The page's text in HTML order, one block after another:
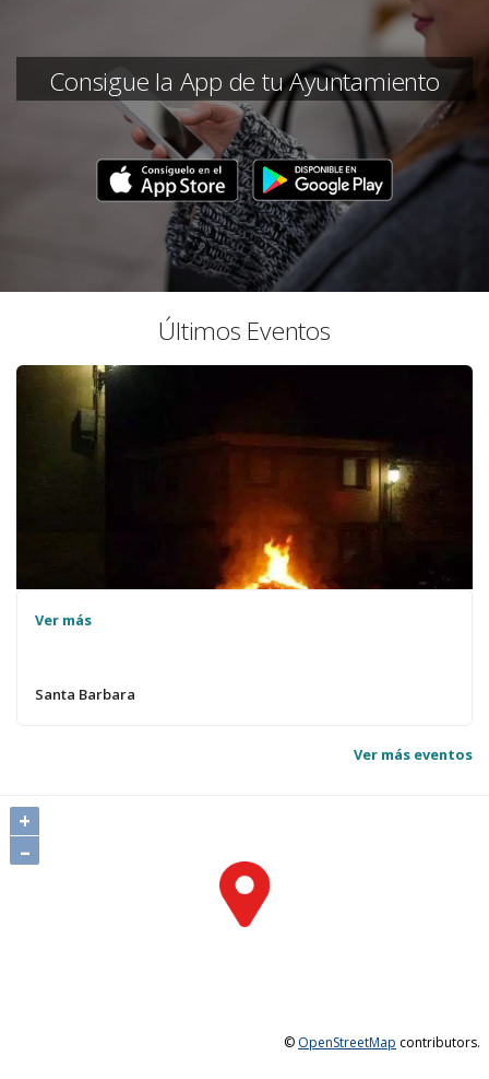
Consigue la App de tu Ayuntamiento
Últimos Eventos
Ver más
Santa Barbara
Ver más eventos
+
–
© OpenStreetMap contributors.